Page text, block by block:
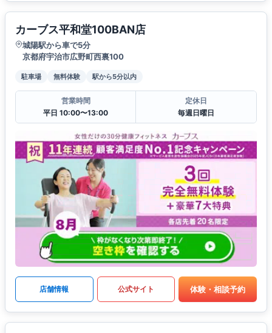
カーブス平和堂100BAN店
城陽駅から車で5分
京都府宇治市広野町西裏100
駐車場 無料体験 駅から5分以内
営業時間
平日 10:00〜13:00
定休日
毎週日曜日
店舗情報 公式サイト 体験・相談予約